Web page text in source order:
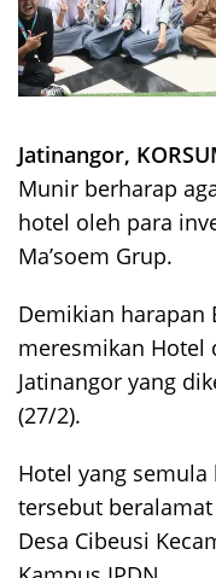
Jatinangor,
Munir berharap
hotel oleh para
Ma’soem Grup.
Demikian harapan
meresmikan Hotel
Jatinangor yang
(27/2).
Hotel yang
tersebut beralamat
Desa Cibeusi